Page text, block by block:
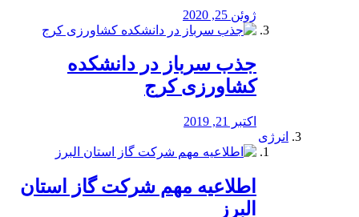
ژوئن 25, 2020
جذب سرباز در دانشکده
کشاورزی کرج
اکتبر 21, 2019
انرژی
️اطلاعیه مهم شرکت گاز استان
البرز